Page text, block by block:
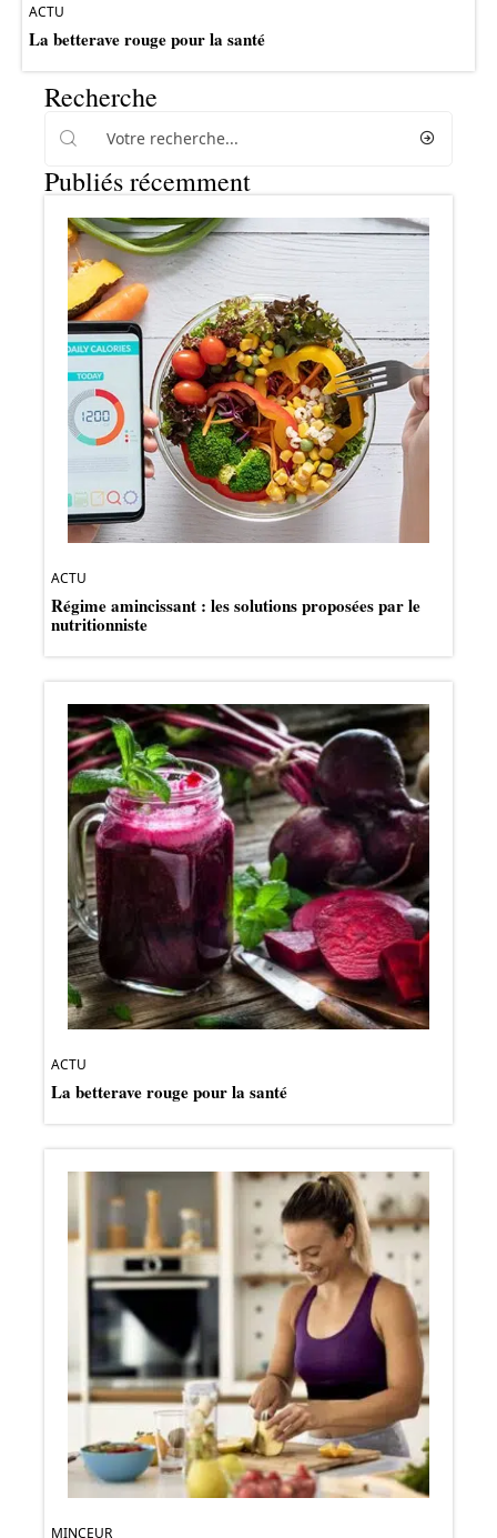
ACTU
La betterave rouge pour la santé
Recherche
Publiés récemment
ACTU
Régime amincissant : les solutions proposées par le
nutritionniste
ACTU
La betterave rouge pour la santé
MINCEUR